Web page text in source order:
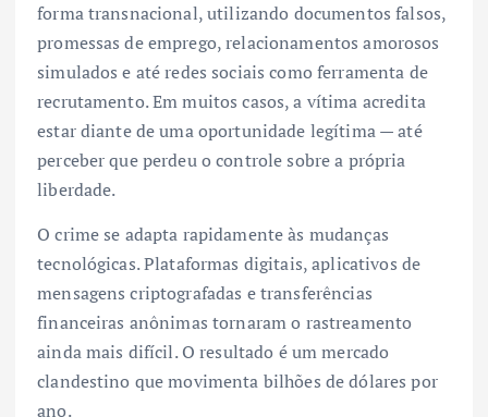
forma transnacional, utilizando documentos falsos,
promessas de emprego, relacionamentos amorosos
simulados e até redes sociais como ferramenta de
recrutamento. Em muitos casos, a vítima acredita
estar diante de uma oportunidade legítima — até
perceber que perdeu o controle sobre a própria
liberdade.
O crime se adapta rapidamente às mudanças
tecnológicas. Plataformas digitais, aplicativos de
mensagens criptografadas e transferências
financeiras anônimas tornaram o rastreamento
ainda mais difícil. O resultado é um mercado
clandestino que movimenta bilhões de dólares por
ano.